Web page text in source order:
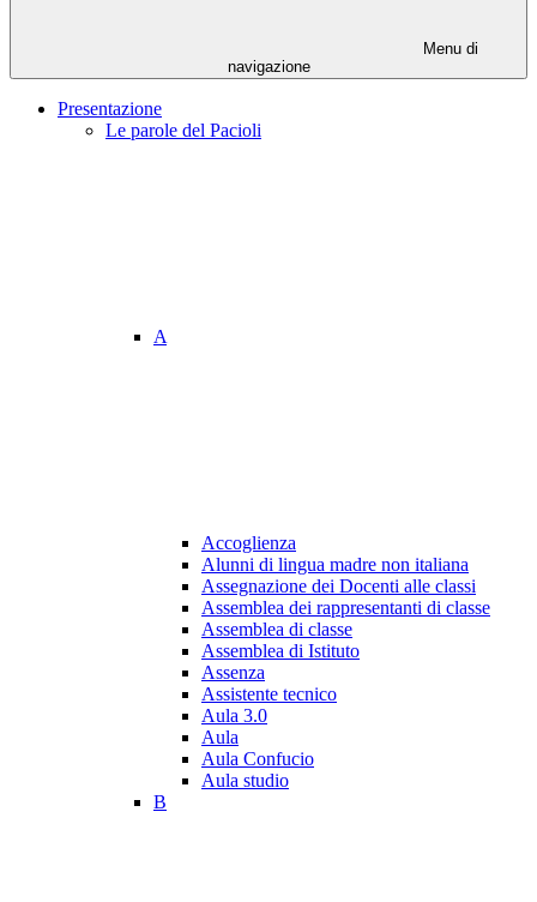
Menu di
navigazione
Presentazione
Le parole del Pacioli
A
Accoglienza
Alunni di lingua madre non italiana
Assegnazione dei Docenti alle classi
Assemblea dei rappresentanti di classe
Assemblea di classe
Assemblea di Istituto
Assenza
Assistente tecnico
Aula 3.0
Aula
Aula Confucio
Aula studio
B